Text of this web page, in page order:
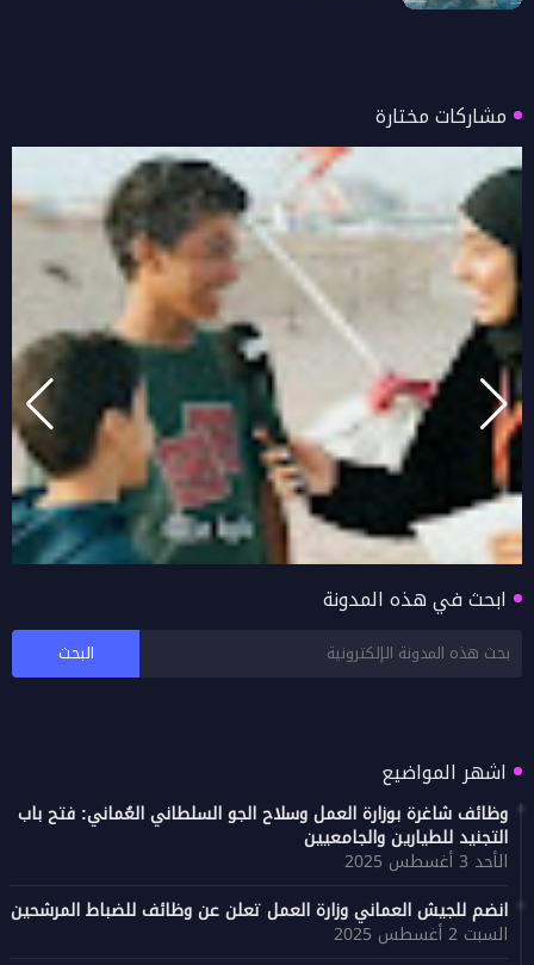
مشاركات مختارة
سماء الأشخرة تتزين بألوان الطائرات الورقية في
ابحث في هذه المدونة
اشهر المواضيع
وظائف شاغرة بوزارة العمل وسلاح الجو السلطاني العُماني: فتح باب
التجنيد للطيارين والجامعيين
الأحد 3 أغسطس 2025
انضم للجيش العماني وزارة العمل تعلن عن وظائف للضباط المرشحين
السبت 2 أغسطس 2025